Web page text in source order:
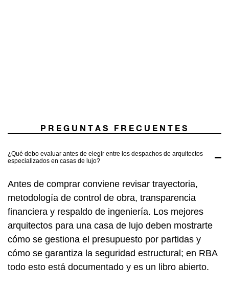
PREGUNTAS FRECUENTES
¿Qué debo evaluar antes de elegir entre los despachos de arquitectos
especializados en casas de lujo?
Antes de comprar conviene revisar trayectoria,
metodología de control de obra, transparencia
financiera y respaldo de ingeniería. Los mejores
arquitectos para una casa de lujo deben mostrarte
cómo se gestiona el presupuesto por partidas y
cómo se garantiza la seguridad estructural; en RBA
todo esto está documentado y es un libro abierto.